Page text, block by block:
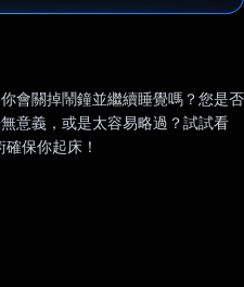
會關掉鬧鐘並繼續睡覺嗎？您是否
意義，或是太容易略過？試試看
保你起床！